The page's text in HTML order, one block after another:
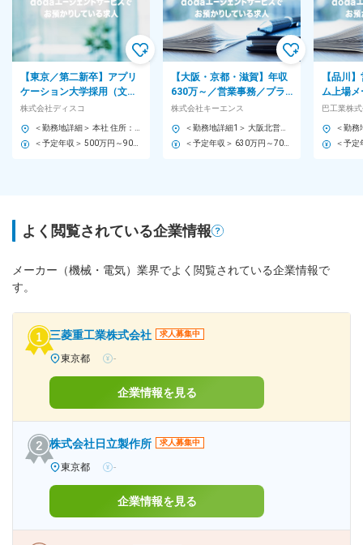
【東京／第二新卒】アプリ
ケーション大学採用（文
系）◆転勤無／社内教育組
織にてキャリア選択
株式会社ディスコ
【大阪・京都・滋賀】年収
630万～／営業事務／プラ
イム上場／利益率50％越の
高収益メーカー／土日祝休
株式会社キーエンス
【品川
ム上場
残業
ルもあ
巴工業株
よく閲覧されている企業情報
メーカー（機械・電気）業界でよく閲覧されている企業情報で
す。
三菱重工業株式会社 求人募集中
東京都 -
企業情報を見る
株式会社日立製作所 求人募集中
東京都 -
企業情報を見る